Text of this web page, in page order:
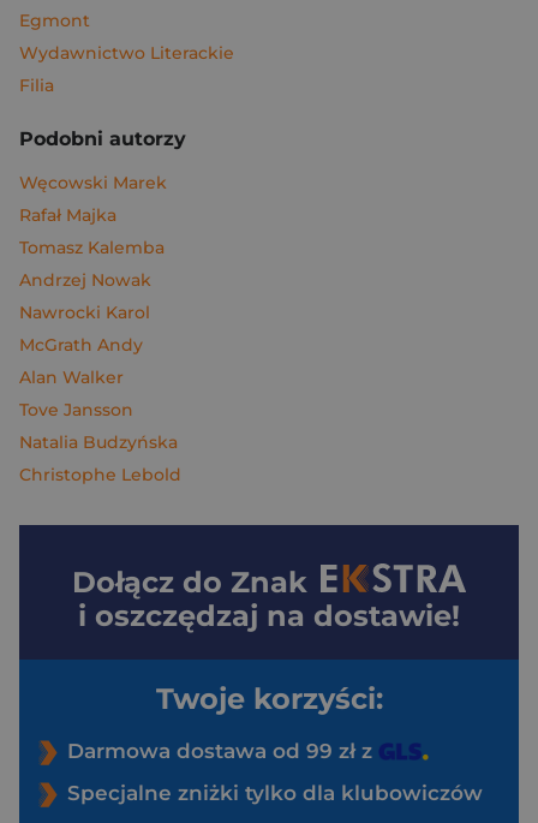
Egmont
Wydawnictwo Literackie
Filia
Podobni autorzy
Węcowski Marek
Rafał Majka
Tomasz Kalemba
Andrzej Nowak
Nawrocki Karol
McGrath Andy
Alan Walker
Tove Jansson
Natalia Budzyńska
Christophe Lebold
Dołącz do Znak
i oszczędzaj na dostawie!
Twoje korzyści:
Darmowa dostawa od 99 zł z
Specjalne zniżki tylko dla klubowiczów